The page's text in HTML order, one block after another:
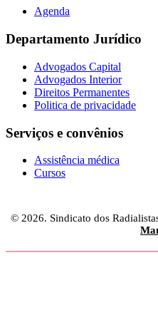
Agenda
Departamento Jurídico
Advogados Capital
Advogados Interior
Direitos Permanentes
Politica de privacidade
Serviços e convênios
Assistência médica
Cursos
© 2026. Sindicato dos